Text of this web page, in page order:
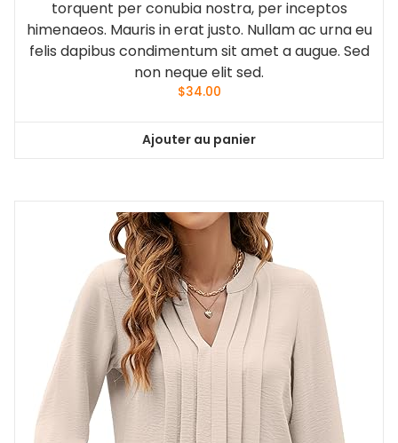
torquent per conubia nostra, per inceptos
himenaeos. Mauris in erat justo. Nullam ac urna eu
felis dapibus condimentum sit amet a augue. Sed
non neque elit sed.
$34.00
Ajouter au panier